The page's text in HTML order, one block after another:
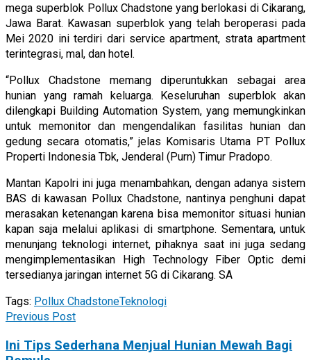
mega superblok Pollux Chadstone yang berlokasi di Cikarang,
Jawa Barat. Kawasan superblok yang telah beroperasi pada
Mei 2020 ini terdiri dari service apartment, strata apartment
terintegrasi, mal, dan hotel.
“Pollux Chadstone memang diperuntukkan sebagai area
hunian yang ramah keluarga. Keseluruhan superblok akan
dilengkapi Building Automation System, yang memungkinkan
untuk memonitor dan mengendalikan fasilitas hunian dan
gedung secara otomatis,” jelas Komisaris Utama PT Pollux
Properti Indonesia Tbk, Jenderal (Purn) Timur Pradopo.
Mantan Kapolri ini juga menambahkan, dengan adanya sistem
BAS di kawasan Pollux Chadstone, nantinya penghuni dapat
merasakan ketenangan karena bisa memonitor situasi hunian
kapan saja melalui aplikasi di smartphone. Sementara, untuk
menunjang teknologi internet, pihaknya saat ini juga sedang
mengimplementasikan High Technology Fiber Optic demi
tersedianya jaringan internet 5G di Cikarang. SA
Tags: Pollux ChadstoneTeknologi
Previous Post
Ini Tips Sederhana Menjual Hunian Mewah Bagi